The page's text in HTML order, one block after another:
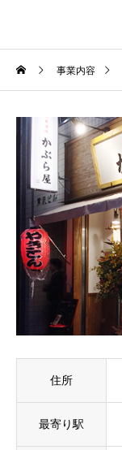
事業内容
住所
最寄り駅